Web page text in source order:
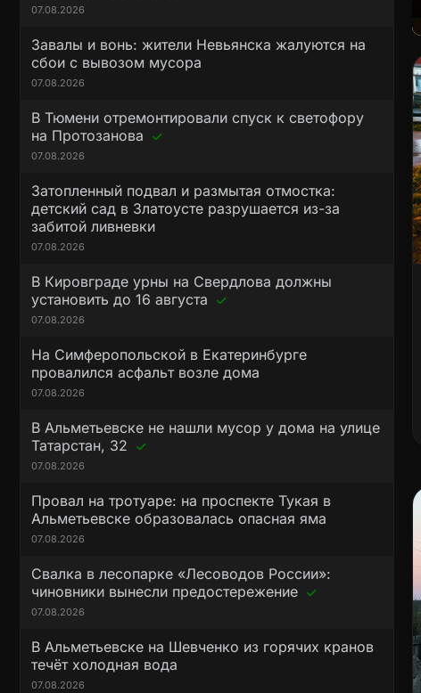
07.08.2026
Завалы и вонь: жители Невьянска жалуются на
сбои с вывозом мусора
07.08.2026
В Тюмени отремонтировали спуск к светофору
на Протозанова
07.08.2026
Затопленный подвал и размытая отмостка:
детский сад в Златоусте разрушается из-за
забитой ливневки
07.08.2026
В Кировграде урны на Свердлова должны
установить до 16 августа
07.08.2026
На Симферопольской в Екатеринбурге
провалился асфальт возле дома
07.08.2026
В Альметьевске не нашли мусор у дома на улице
Татарстан, 32
07.08.2026
Провал на тротуаре: на проспекте Тукая в
Альметьевске образовалась опасная яма
07.08.2026
Свалка в лесопарке «Лесоводов России»:
чиновники вынесли предостережение
07.08.2026
В Альметьевске на Шевченко из горячих кранов
течёт холодная вода
07.08.2026